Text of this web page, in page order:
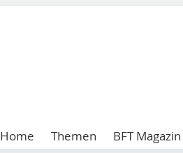
Home Themen BFT Magazin